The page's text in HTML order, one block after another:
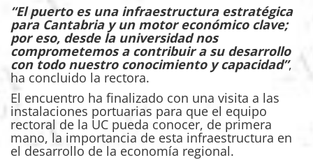
“El puerto es una infraestructura estratégica
para Cantabria y un motor económico clave;
por eso, desde la universidad nos
comprometemos a contribuir a su desarrollo
con todo nuestro conocimiento y capacidad”,
ha concluido la rectora.
El encuentro ha finalizado con una visita a las
instalaciones portuarias para que el equipo
rectoral de la UC pueda conocer, de primera
mano, la importancia de esta infraestructura en
el desarrollo de la economía regional.